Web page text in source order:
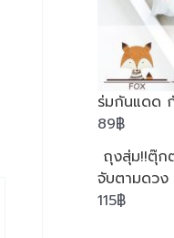
ร่มกันแดด
89฿
ถุงสุ่ม!!ตุ๊ก
จับตามดวง
115฿